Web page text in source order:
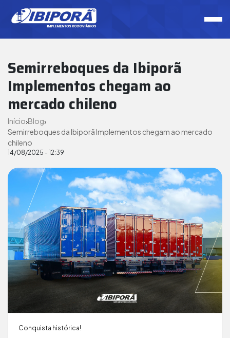
Semirreboques da Ibiporã
Implementos chegam ao
mercado chileno
Início
Blog
Semirreboques da Ibiporã Implementos chegam ao mercado
chileno
14/08/2025 - 12:39
Conquista histórica!